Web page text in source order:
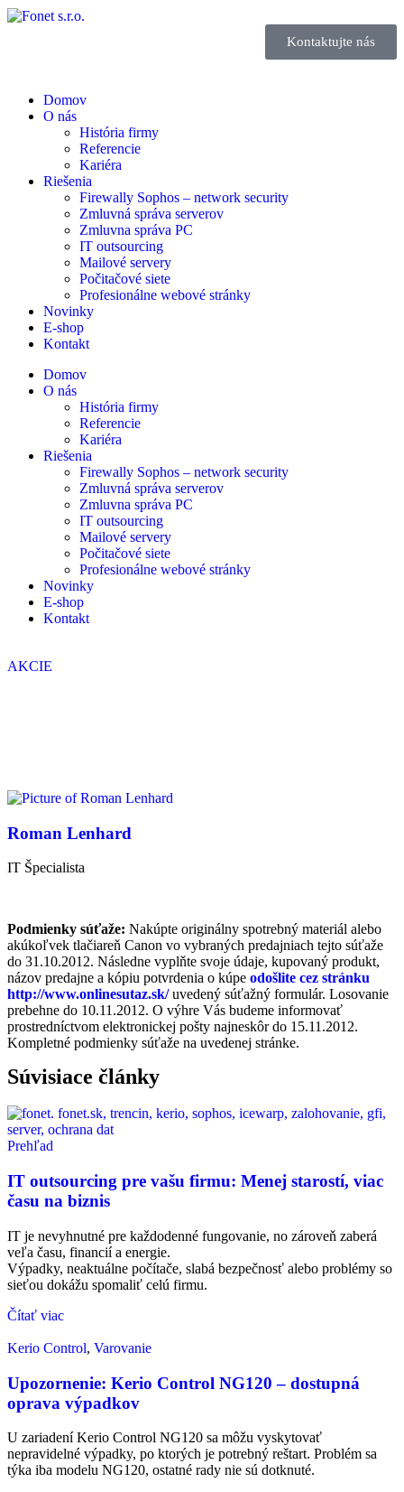
Kontaktujte nás
Domov
O nás
História firmy
Referencie
Kariéra
Riešenia
Firewally Sophos – network security
Zmluvná správa serverov
Zmluvna správa PC
IT outsourcing
Mailové servery
Počitačové siete
Profesionálne webové stránky
Novinky
E-shop
Kontakt
Domov
O nás
História firmy
Referencie
Kariéra
Riešenia
Firewally Sophos – network security
Zmluvná správa serverov
Zmluvna správa PC
IT outsourcing
Mailové servery
Počitačové siete
Profesionálne webové stránky
Novinky
E-shop
Kontakt
AKCIE
Roman Lenhard
IT Špecialista
Podmienky súťaže: Nakúpte originálny spotrebný materiál alebo
akúkoľvek tlačiareň Canon vo vybraných predajniach tejto súťaže
do 31.10.2012. Následne vyplňte svoje údaje, kupovaný produkt,
názov predajne a kópiu potvrdenia o kúpe odošlite cez stránku
http://www.onlinesutaz.sk/uvedený súťažný formulár. Losovanie
prebehne do 10.11.2012. O výhre Vás budeme informovať
prostredníctvom elektronickej pošty najneskôr do 15.11.2012.
Kompletné podmienky súťaže na uvedenej stránke.
Súvisiace články
Prehľad
IT outsourcing pre vašu firmu: Menej starostí, viac
času na biznis
IT je nevyhnutné pre každodenné fungovanie, no zároveň zaberá
veľa času, financií a energie.
Výpadky, neaktuálne počítače, slabá bezpečnosť alebo problémy so
sieťou dokážu spomaliť celú firmu.
Čítať viac
Kerio Control, Varovanie
Upozornenie: Kerio Control NG120 – dostupná
oprava výpadkov
U zariadení Kerio Control NG120 sa môžu vyskytovať
nepravidelné výpadky, po ktorých je potrebný reštart. Problém sa
týka iba modelu NG120, ostatné rady nie sú dotknuté.